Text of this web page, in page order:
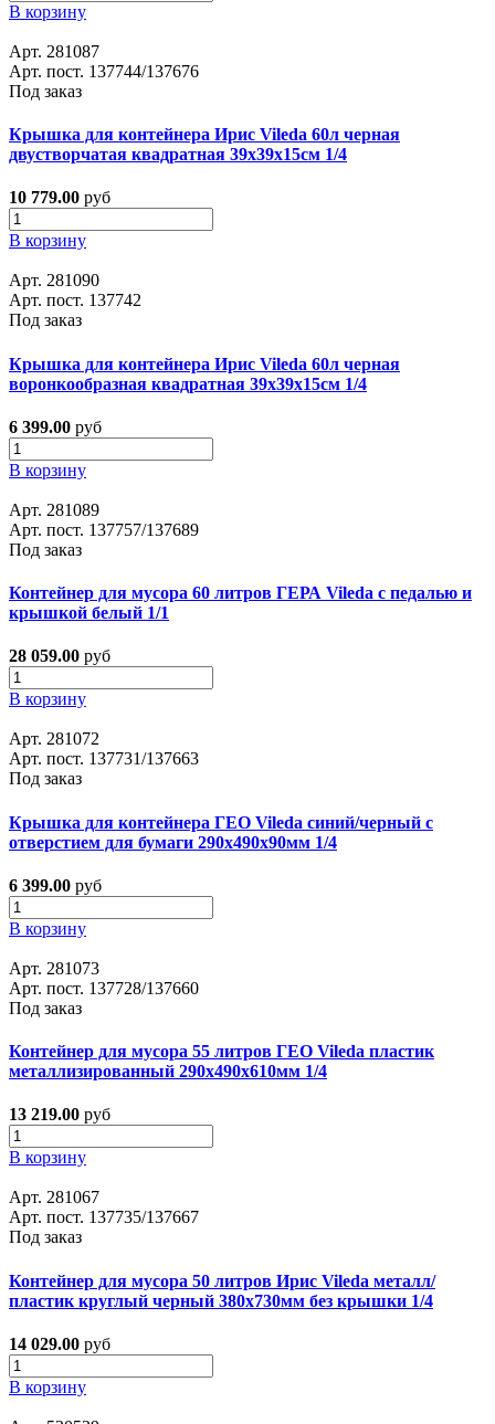
В корзину
Арт. 281087
Арт. пост. 137744/137676
Под заказ
Крышка для контейнера Ирис Vileda 60л черная
двустворчатая квадратная 39x39x15см 1/4
10 779.00 руб
В корзину
Арт. 281090
Арт. пост. 137742
Под заказ
Крышка для контейнера Ирис Vileda 60л черная
воронкообразная квадратная 39x39x15см 1/4
6 399.00 руб
В корзину
Арт. 281089
Арт. пост. 137757/137689
Под заказ
Контейнер для мусора 60 литров ГЕРА Vileda с педалью и
крышкой белый 1/1
28 059.00 руб
В корзину
Арт. 281072
Арт. пост. 137731/137663
Под заказ
Крышка для контейнера ГЕО Vileda синий/черный с
отверстием для бумаги 290х490х90мм 1/4
6 399.00 руб
В корзину
Арт. 281073
Арт. пост. 137728/137660
Под заказ
Контейнер для мусора 55 литров ГЕО Vileda пластик
металлизированный 290х490х610мм 1/4
13 219.00 руб
В корзину
Арт. 281067
Арт. пост. 137735/137667
Под заказ
Контейнер для мусора 50 литров Ирис Vileda металл/
пластик круглый черный 380х730мм без крышки 1/4
14 029.00 руб
В корзину